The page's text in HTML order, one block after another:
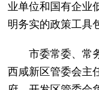
业单位和国有企业
明务实的政策工具
市委常委、常务
西咸新区管委会主